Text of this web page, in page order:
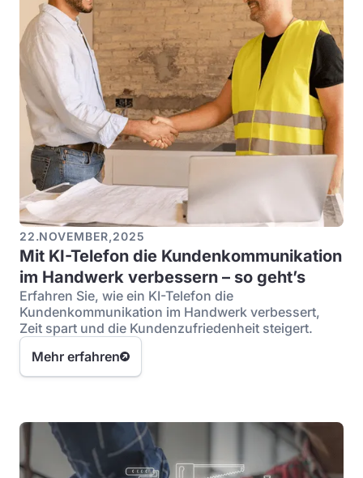
22.NOVEMBER,2025
Mit KI-Telefon die Kundenkommunikation
im Handwerk verbessern – so geht’s
Erfahren Sie, wie ein KI-Telefon die
Kundenkommunikation im Handwerk verbessert,
Zeit spart und die Kundenzufriedenheit steigert.
Mehr erfahren